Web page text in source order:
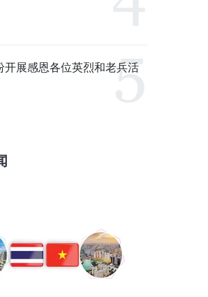
开展感恩各位英烈和老兵活